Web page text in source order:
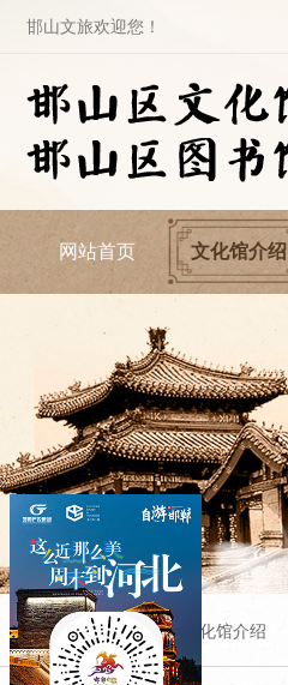
邯山文旅欢迎您！
网站首页 文化馆介绍
当前位置：首页>> 文化馆介绍